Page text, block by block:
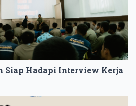
Siap Hadapi Interview Kerja